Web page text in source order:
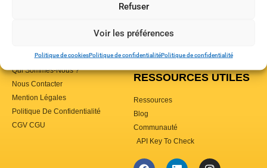
Refuser
Voir les préférences
Politique de cookiesPolitique de confidentialitéPolitique de confidentialité
Qui Sommes-Nous ?
Nous Contacter
Mention Légales
Politique De Confidentialité
CGV CGU
RESSOURCES UTILES
Ressources
Blog
Communauté
API Key To Check